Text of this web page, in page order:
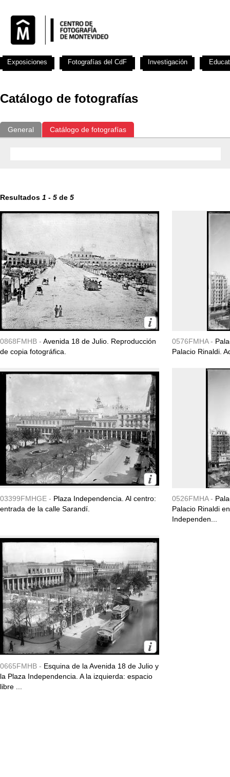
Catálogo de fotografías
General Catálogo de fotografías
Resultados 1 - 5 de 5
0868FMHB - Avenida 18 de Julio. Reproducción
de copia fotográfica.
0576FMHA -
Palacio Rinaldi.
03399FMHGE - Plaza Independencia. Al centro:
entrada de la calle Sarandí.
0526FMHA -
Palacio Rinaldi
Independen...
0665FMHB - Esquina de la Avenida 18 de Julio y
la Plaza Independencia. A la izquierda: espacio
libre ...
Exposiciones Fotografías del CdF Investigación